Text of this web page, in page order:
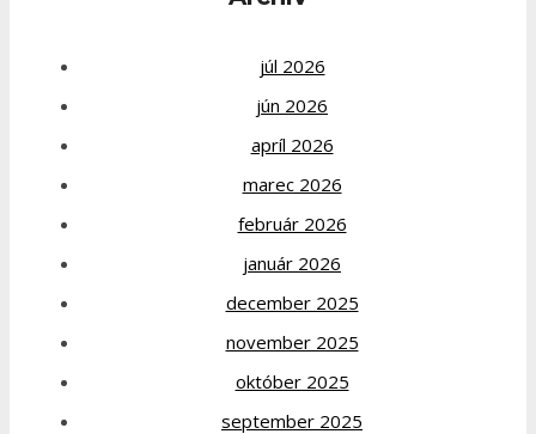
júl 2026
jún 2026
apríl 2026
marec 2026
február 2026
január 2026
december 2025
november 2025
október 2025
september 2025